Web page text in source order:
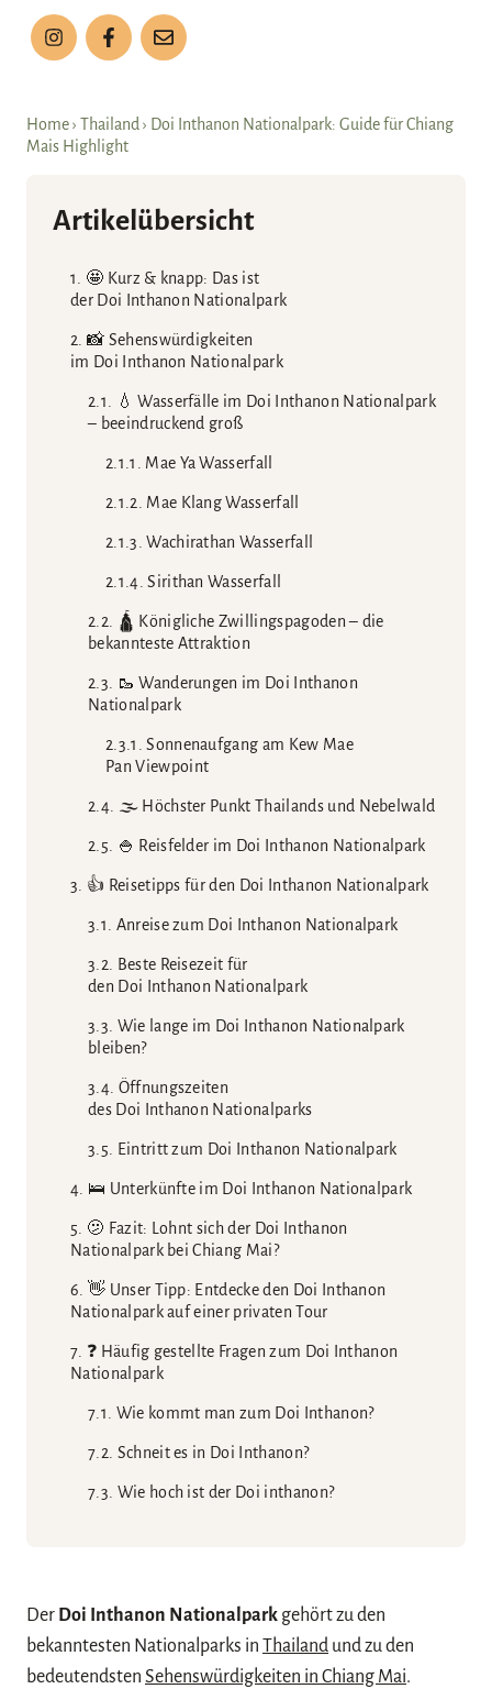
Home› Thailand › Doi Inthanon Nationalpark: Guide für Chiang
Mais Highlight
Artikelübersicht
🤩 Kurz & knapp: Das ist
der Doi Inthanon Nationalpark
📸 Sehenswürdigkeiten
im Doi Inthanon Nationalpark
💧 Wasserfälle im Doi Inthanon Nationalpark
– beeindruckend groß
Mae Ya Wasserfall
Mae Klang Wasserfall
Wachirathan Wasserfall
Sirithan Wasserfall
🛕 Königliche Zwillingspagoden – die
bekannteste Attraktion
🥾 Wanderungen im Doi Inthanon
Nationalpark
Sonnenaufgang am Kew Mae
Pan Viewpoint
🌫️ Höchster Punkt Thailands und Nebelwald
🍚 Reisfelder im Doi Inthanon Nationalpark
👍 Reisetipps für den Doi Inthanon Nationalpark
Anreise zum Doi Inthanon Nationalpark
Beste Reisezeit für
den Doi Inthanon Nationalpark
Wie lange im Doi Inthanon Nationalpark
bleiben?
Öffnungszeiten
des Doi Inthanon Nationalparks
Eintritt zum Doi Inthanon Nationalpark
🛌 Unterkünfte im Doi Inthanon Nationalpark
🫤 Fazit: Lohnt sich der Doi Inthanon
Nationalpark bei Chiang Mai?
👋 Unser Tipp: Entdecke den Doi Inthanon
Nationalpark auf einer privaten Tour
❓ Häufig gestellte Fragen zum Doi Inthanon
Nationalpark
Wie kommt man zum Doi Inthanon?
Schneit es in Doi Inthanon?
Wie hoch ist der Doi inthanon?
Der Doi Inthanon Nationalpark gehört zu den
bekanntesten Nationalparks in Thailand und zu den
bedeutendsten Sehenswürdigkeiten in Chiang Mai.